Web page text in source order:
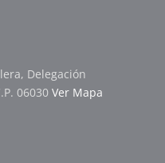
Delegación
06030 Ver Mapa